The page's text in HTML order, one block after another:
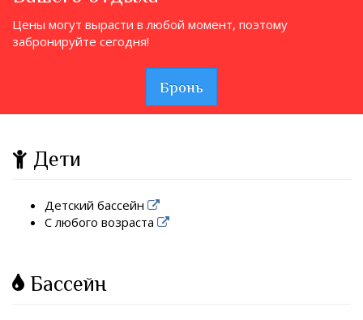
Цены могут вырасти в любой момент, поэтому
забронируйте сегодня!
Бронь
Дети
Детский бассейн
С любого возраста
Бассейн